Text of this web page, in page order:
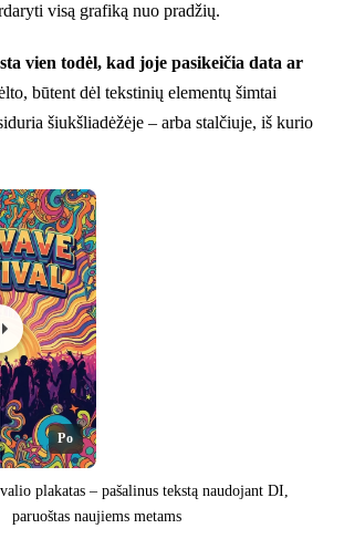
visą grafiką nuo pradžių.
vien todėl, kad joje pasikeičia data ar
būtent dėl tekstinių elementų šimtai
šiukšliadėžėje – arba stalčiuje, iš kurio
Po
plakatas – pašalinus tekstą naudojant DI,
paruoštas naujiems metams